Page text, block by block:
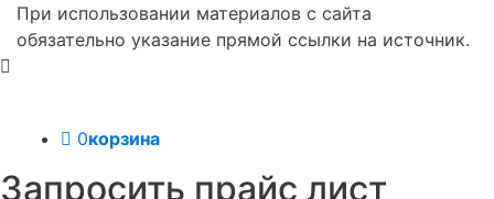
При использовании материалов с сайта
обязательно указание прямой ссылки на источник.
0корзина
Запросить прайс лист